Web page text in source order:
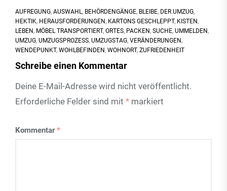
AUFREGUNG, AUSWAHL, BEHÖRDENGÄNGE, BLEIBE, DER UMZUG,
HEKTIK, HERAUSFORDERUNGEN, KARTONS GESCHLEPPT, KISTEN,
LEBEN, MÖBEL TRANSPORTIERT, ORTES, PACKEN, SUCHE, UMMELDEN,
UMZUG, UMZUGSPROZESS, UMZUGSTAG, VERÄNDERUNGEN,
WENDEPUNKT, WOHLBEFINDEN, WOHNORT, ZUFRIEDENHEIT
Schreibe einen Kommentar
Deine E-Mail-Adresse wird nicht veröffentlicht.
Erforderliche Felder sind mit * markiert
Kommentar*